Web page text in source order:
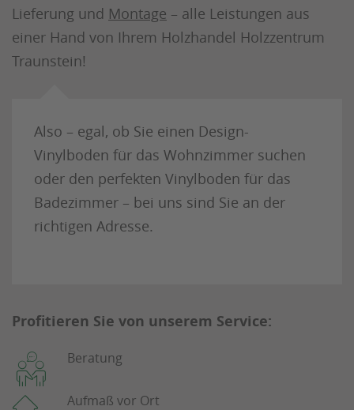
Lieferung und Montage – alle Leistungen aus
einer Hand von Ihrem Holzhandel Holzzentrum
Traunstein!
Also – egal, ob Sie einen Design-
Vinylboden für das Wohnzimmer suchen
oder den perfekten Vinylboden für das
Badezimmer – bei uns sind Sie an der
richtigen Adresse.
Profitieren Sie von unserem Service:
Beratung
Aufmaß vor Ort